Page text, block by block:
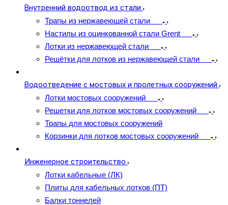
Внутренний водоотвод из стали
Трапы из нержавеющей стали
Настилы из оцинкованной стали Grent
Лотки из нержавеющей стали
Решётки для лотков из нержавеющей стали
Водоотведение с мостовых и пролетных сооружений
Лотки мостовых сооружений
Решетки для лотков мостовых сооружений
Трапы для мостовых сооружений
Корзинки для лотков мостовых сооружений
Инженерное строительство
Лотки кабельные (ЛК)
Плиты для кабельных лотков (ПТ)
Балки тоннелей